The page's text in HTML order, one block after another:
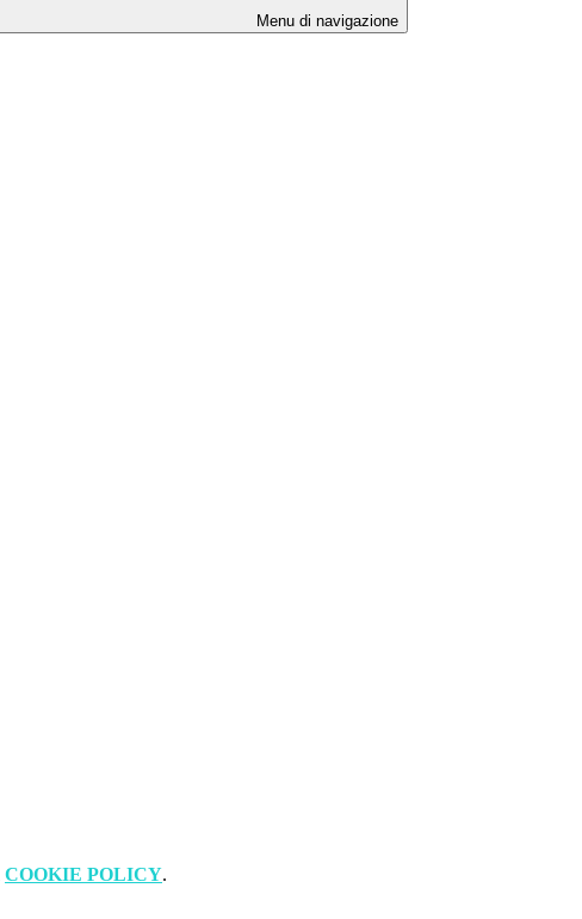
Menu di navigazione
COOKIE POLICY.